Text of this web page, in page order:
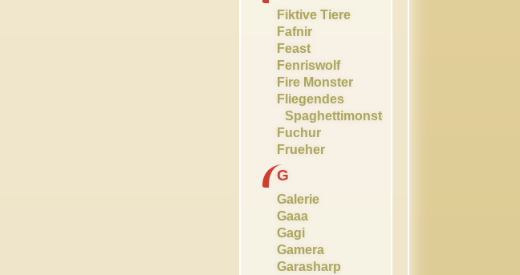
Fiktive Tiere
Fafnir
Feast
Fenriswolf
Fire Monster
Fliegendes
Spaghettimonster
Fuchur
Frueher
G
Galerie
Gaaa
Gagi
Gamera
Garasharp